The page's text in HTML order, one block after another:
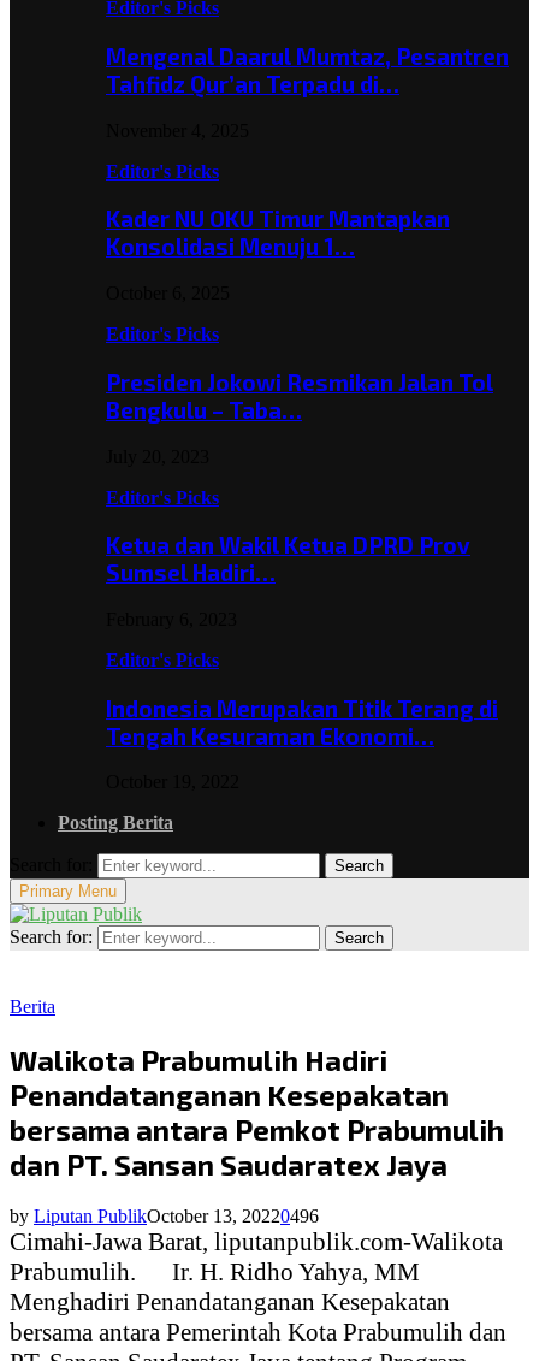
Editor's Picks
Mengenal Daarul Mumtaz, Pesantren
Tahfidz Qur’an Terpadu di…
Editor's Picks
Kader NU OKU Timur Mantapkan
Konsolidasi Menuju 1…
Editor's Picks
Presiden Jokowi Resmikan Jalan Tol
Bengkulu – Taba…
Editor's Picks
Ketua dan Wakil Ketua DPRD Prov
Sumsel Hadiri…
Editor's Picks
Indonesia Merupakan Titik Terang di
Tengah Kesuraman Ekonomi…
Posting Berita
Search
Primary Menu
Search for: Search
Berita
Walikota Prabumulih Hadiri
Penandatanganan Kesepakatan
bersama antara Pemkot Prabumulih
dan PT. Sansan Saudaratex Jaya
by Liputan PublikOctober 13, 20220496
Cimahi-Jawa Barat, liputanpublik.com-Walikota
Prabumulih.
Ir. H. Ridho Yahya, MM
Menghadiri Penandatanganan Kesepakatan
bersama antara Pemerintah Kota Prabumulih dan